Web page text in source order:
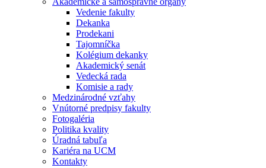
Vedenie fakulty
Dekanka
Prodekani
Tajomníčka
Kolégium dekanky
Akademický senát
Vedecká rada
Komisie a rady
Medzinárodné vzťahy
Vnútorné predpisy fakulty
Fotogaléria
Politika kvality
Úradná tabuľa
Kariéra na UCM
Kontakty